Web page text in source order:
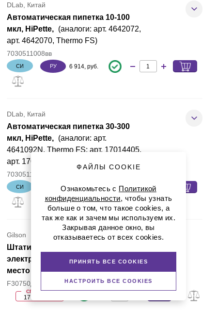
DLab, Китай
Автоматическая пипетка 10-100
мкл, HiPette, (аналоги: арт. 4642072,
арт. 4642070, Thermo FS)
7030511008вв
СИ РУ 6 914, руб.
DLab, Китай
Автоматическая пипетка 30-300
мкл, HiPette, (аналоги: арт.
4641092N, Thermo FS; арт. 17014405,
арт. 17014414, Mettler Toledo)
7030511040вв
СИ 8 030, руб.
Gilson
Штатив-зарядная стойка для
электронной пипетки Concept, 1
место
F30750ДУ
СПЕЦЦЕНА
17 020, руб.
ФАЙЛЫ COOKIE
Ознакомьтесь с Политикой
конфиденциальности, чтобы узнать
больше о том, что такое cookies, а
так же как и зачем мы используем их.
Закрывая данное окно, вы
отказываетесь от всех cookies.
ПРИНЯТЬ ВСЕ COOKIES
НАСТРОИТЬ ВСЕ COOKIES